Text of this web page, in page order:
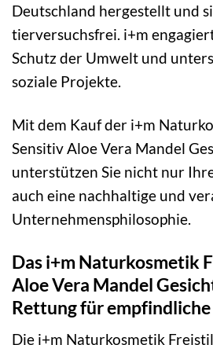
Deutschland hergestellt und
tierversuchsfrei. i+m
Schutz der Umwelt und
soziale Projekte.
Mit dem Kauf der i+m
Sensitiv Aloe Vera Mandel
unterstützen Sie nicht nur
auch eine nachhaltige und
Unternehmensphilosophie.
Das i+m Naturkosmetik
Aloe Vera Mandel
Rettung für
Die i+m Naturkosmetik